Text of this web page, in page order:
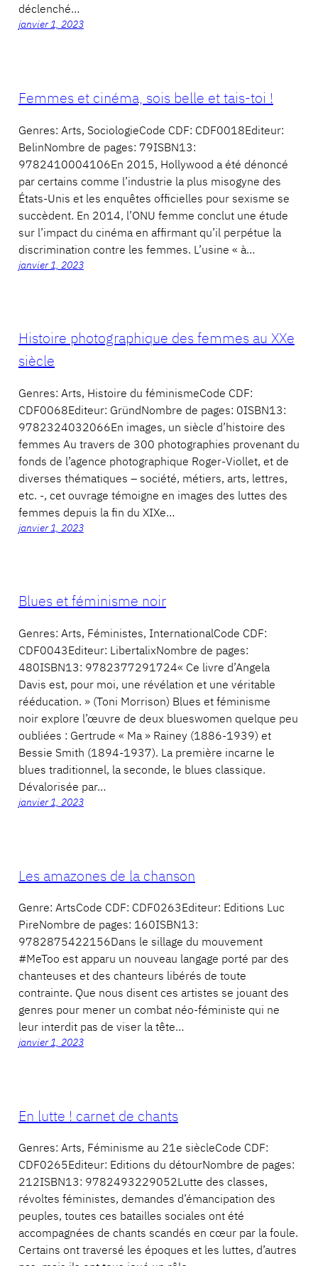
déclenché…
janvier 1, 2023
Femmes et cinéma, sois belle et tais-toi !
Genres: Arts, SociologieCode CDF: CDF0018Editeur:
BelinNombre de pages: 79ISBN13:
9782410004106En 2015, Hollywood a été dénoncé
par certains comme l’industrie la plus misogyne des
États-Unis et les enquêtes officielles pour sexisme se
succèdent. En 2014, l’ONU femme conclut une étude
sur l’impact du cinéma en affirmant qu’il perpétue la
discrimination contre les femmes. L’usine « à…
janvier 1, 2023
Histoire photographique des femmes au XXe
siècle
Genres: Arts, Histoire du féminismeCode CDF:
CDF0068Editeur: GründNombre de pages: 0ISBN13:
9782324032066En images, un siècle d’histoire des
femmes Au travers de 300 photographies provenant du
fonds de l’agence photographique Roger-Viollet, et de
diverses thématiques – société, métiers, arts, lettres,
etc. -, cet ouvrage témoigne en images des luttes des
femmes depuis la fin du XIXe…
janvier 1, 2023
Blues et féminisme noir
Genres: Arts, Féministes, InternationalCode CDF:
CDF0043Editeur: LibertalixNombre de pages:
480ISBN13: 9782377291724« Ce livre d’Angela
Davis est, pour moi, une révélation et une véritable
rééducation. » (Toni Morrison) Blues et féminisme
noir explore l’œuvre de deux blueswomen quelque peu
oubliées : Gertrude « Ma » Rainey (1886-1939) et
Bessie Smith (1894-1937). La première incarne le
blues traditionnel, la seconde, le blues classique.
Dévalorisée par…
janvier 1, 2023
Les amazones de la chanson
Genre: ArtsCode CDF: CDF0263Editeur: Editions Luc
PireNombre de pages: 160ISBN13:
9782875422156Dans le sillage du mouvement
#MeToo est apparu un nouveau langage porté par des
chanteuses et des chanteurs libérés de toute
contrainte. Que nous disent ces artistes se jouant des
genres pour mener un combat néo-féministe qui ne
leur interdit pas de viser la tête…
janvier 1, 2023
En lutte ! carnet de chants
Genres: Arts, Féminisme au 21e siècleCode CDF:
CDF0265Editeur: Editions du détourNombre de pages:
212ISBN13: 9782493229052Lutte des classes,
révoltes féministes, demandes d’émancipation des
peuples, toutes ces batailles sociales ont été
accompagnées de chants scandés en cœur par la foule.
Certains ont traversé les époques et les luttes, d’autres